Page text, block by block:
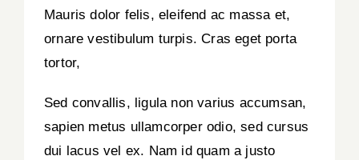
Mauris dolor felis, eleifend ac massa et,
ornare vestibulum turpis. Cras eget porta
tortor,
Sed convallis, ligula non varius accumsan,
sapien metus ullamcorper odio, sed cursus
dui lacus vel ex. Nam id quam a justo